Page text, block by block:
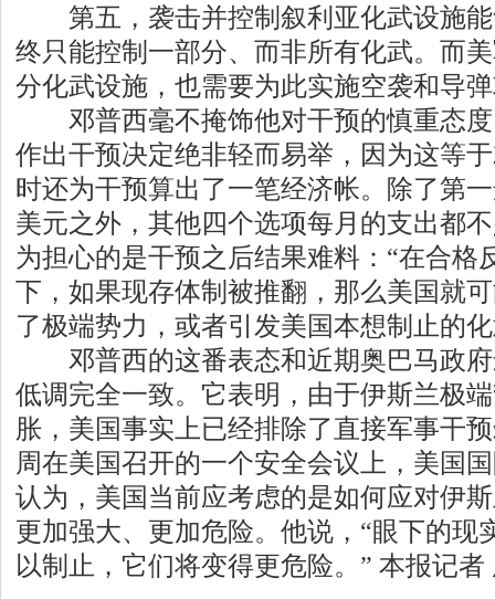
第五，袭击并控制叙利亚化武设施能
终只能控制一部分、而非所有化武。而
分化武设施，也需要为此实施空袭和导
邓普西毫不掩饰他对干预的慎重态度
作出干预决定绝非轻而易举，因为这等
时还为干预算出了一笔经济帐。除了第
美元之外，其他四个选项每月的支出都
为担心的是干预之后结果难料：“在合格
下，如果现存体制被推翻，那么美国就
了极端势力，或者引发美国本想制止的
邓普西的这番表态和近期奥巴马政府
低调完全一致。它表明，由于伊斯兰极
胀，美国事实上已经排除了直接军事干
周在美国召开的一个安全会议上，美国
认为，美国当前应考虑的是如何应对伊
更加强大、更加危险。他说，“眼下的现
以制止，它们将变得更危险。” 本报记者